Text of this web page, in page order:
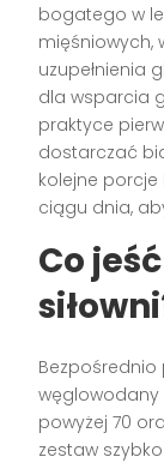
bogatego w
mięśniowych,
uzupełnienia
dla wsparcia
praktyce
dostarczać
kolejne porcje
ciągu dnia,
Co
Bezpośrednio
węglowodany
powyżej 70
zestaw